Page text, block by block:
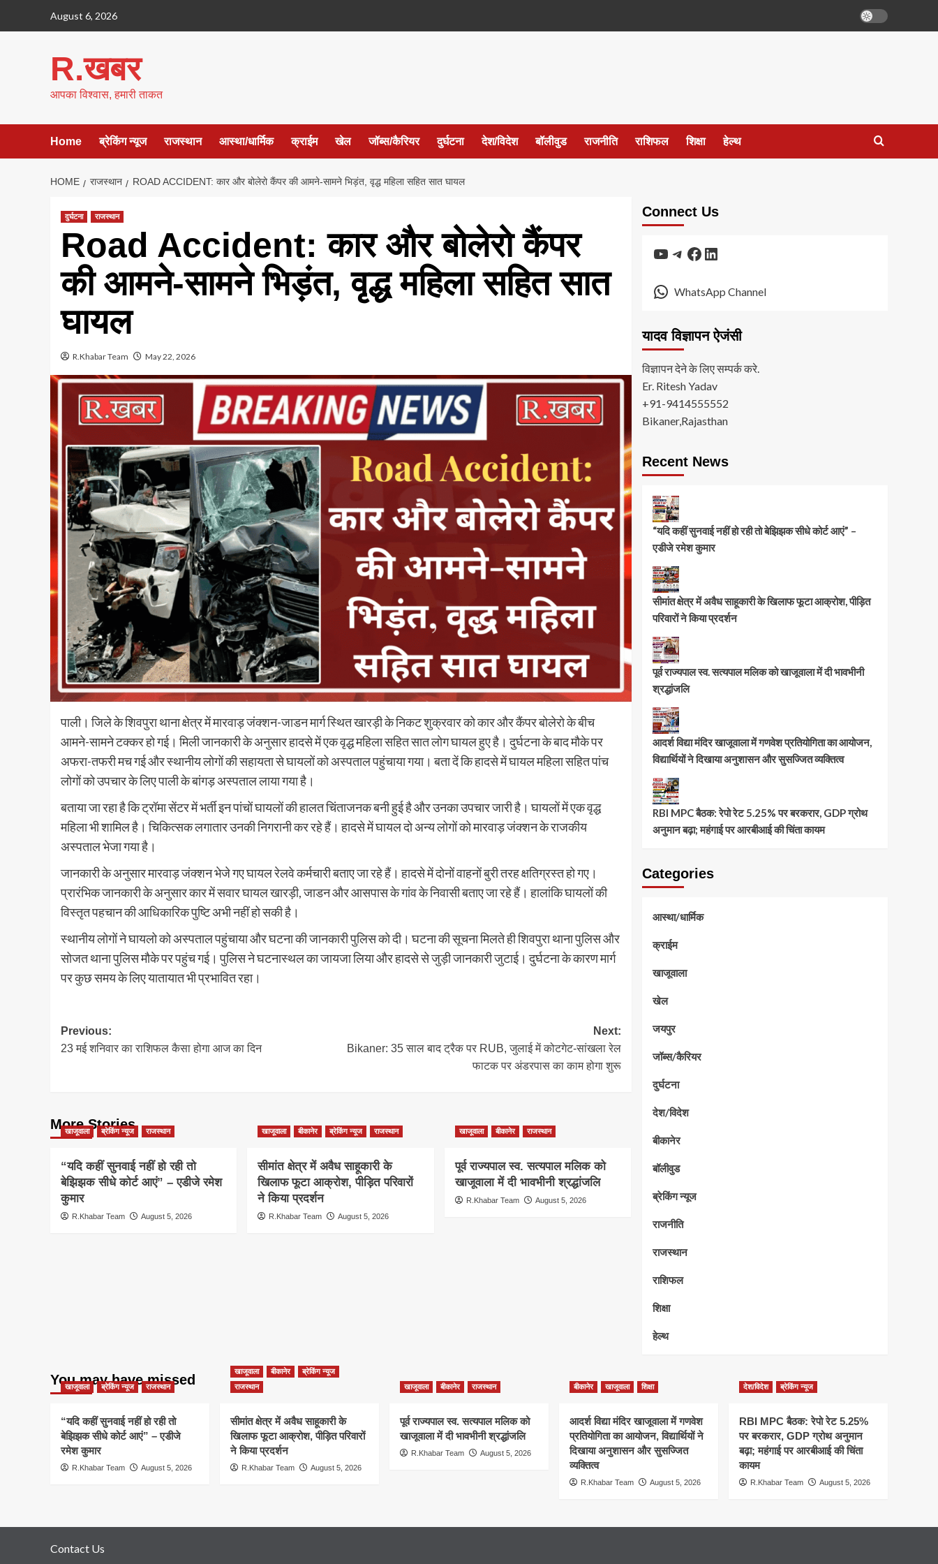
August 6, 2026
R.खबर
आपका विश्वास, हमारी ताकत
Home ब्रेकिंग न्यूज राजस्थान आस्था/धार्मिक क्राईम खेल जॉब्स/कैरियर दुर्घटना देश/विदेश बॉलीवुड राजनीति राशिफल शिक्षा हेल्थ
HOME राजस्थान ROAD ACCIDENT: कार और बोलेरो कैंपर की आमने-सामने भिड़ंत, वृद्ध महिला सहित सात घायल
दुर्घटना राजस्थान
Road Accident: कार और बोलेरो कैंपर
की आमने-सामने भिड़ंत, वृद्ध महिला सहित सात
घायल
R.Khabar Team May 22, 2026
पाली। जिले के शिवपुरा थाना क्षेत्र में मारवाड़ जंक्शन-जाडन मार्ग स्थित खारड़ी के निकट शुक्रवार को कार और कैंपर बोलेरो के बीच
आमने-सामने टक्कर हो गई। मिली जानकारी के अनुसार हादसे में एक वृद्ध महिला सहित सात लोग घायल हुए है। दुर्घटना के बाद मौके पर
अफरा-तफरी मच गई और स्थानीय लोगों की सहायता से घायलों को अस्पताल पहुंचाया गया। बता दें कि हादसे में घायल महिला सहित पांच
लोगों को उपचार के लिए पाली के बांगड़ अस्पताल लाया गया है।
बताया जा रहा है कि ट्रॉमा सेंटर में भर्ती इन पांचों घायलों की हालत चिंताजनक बनी हुई है और उनका उपचार जारी है। घायलों में एक वृद्ध
महिला भी शामिल है। चिकित्सक लगातार उनकी निगरानी कर रहे हैं। हादसे में घायल दो अन्य लोगों को मारवाड़ जंक्शन के राजकीय
अस्पताल भेजा गया है।
जानकारी के अनुसार मारवाड़ जंक्शन भेजे गए घायल रेलवे कर्मचारी बताए जा रहे हैं। हादसे में दोनों वाहनों बुरी तरह क्षतिग्रस्त हो गए।
प्रारंभिक जानकारी के अनुसार कार में सवार घायल खारड़ी, जाडन और आसपास के गांव के निवासी बताए जा रहे हैं। हालांकि घायलों की
विस्तृत पहचान की आधिकारिक पुष्टि अभी नहीं हो सकी है।
स्थानीय लोगों ने घायलो को अस्पताल पहुंचाया और घटना की जानकारी पुलिस को दी। घटना की सूचना मिलते ही शिवपुरा थाना पुलिस और
सोजत थाना पुलिस मौके पर पहुंच गई। पुलिस ने घटनास्थल का जायजा लिया और हादसे से जुड़ी जानकारी जुटाई। दुर्घटना के कारण मार्ग
पर कुछ समय के लिए यातायात भी प्रभावित रहा।
Post
navigation
Previous:
23 मई शनिवार का राशिफल कैसा होगा आज का दिन
Next:
Bikaner: 35 साल बाद ट्रैक पर RUB, जुलाई में कोटगेट-सांखला रेल
फाटक पर अंडरपास का काम होगा शुरू
More Stories
खाजूवाला ब्रेकिंग न्यूज राजस्थान
“यदि कहीं सुनवाई नहीं हो रही तो
बेझिझक सीधे कोर्ट आएं” – एडीजे रमेश
कुमार
R.Khabar Team August 5, 2026
खाजूवाला बीकानेर ब्रेकिंग न्यूज राजस्थान
सीमांत क्षेत्र में अवैध साहूकारी के
खिलाफ फूटा आक्रोश, पीड़ित परिवारों
ने किया प्रदर्शन
R.Khabar Team August 5, 2026
खाजूवाला बीकानेर राजस्थान
पूर्व राज्यपाल स्व. सत्यपाल मलिक को
खाजूवाला में दी भावभीनी श्रद्धांजलि
R.Khabar Team August 5, 2026
Connect Us
YouTube
Telegram
Facebook
LinkedIn
WhatsApp Channel
यादव विज्ञापन ऐजंसी
विज्ञापन देने के लिए सम्पर्क करे.
Er. Ritesh Yadav
+91-9414555552
Bikaner,Rajasthan
Recent News
“यदि कहीं सुनवाई नहीं हो रही तो बेझिझक सीधे कोर्ट आएं” –
एडीजे रमेश कुमार
सीमांत क्षेत्र में अवैध साहूकारी के खिलाफ फूटा आक्रोश, पीड़ित
परिवारों ने किया प्रदर्शन
पूर्व राज्यपाल स्व. सत्यपाल मलिक को खाजूवाला में दी भावभीनी
श्रद्धांजलि
आदर्श विद्या मंदिर खाजूवाला में गणवेश प्रतियोगिता का आयोजन,
विद्यार्थियों ने दिखाया अनुशासन और सुसज्जित व्यक्तित्व
RBI MPC बैठक: रेपो रेट 5.25% पर बरकरार, GDP ग्रोथ
अनुमान बढ़ा; महंगाई पर आरबीआई की चिंता कायम
Categories
आस्था/धार्मिक
क्राईम
खाजूवाला
खेल
जयपुर
जॉब्स/कैरियर
दुर्घटना
देश/विदेश
बीकानेर
बॉलीवुड
ब्रेकिंग न्यूज
राजनीति
राजस्थान
राशिफल
शिक्षा
हेल्थ
You may have missed
खाजूवाला ब्रेकिंग न्यूज राजस्थान
“यदि कहीं सुनवाई नहीं हो रही तो
बेझिझक सीधे कोर्ट आएं” – एडीजे
रमेश कुमार
R.Khabar Team August 5, 2026
खाजूवाला बीकानेर
ब्रेकिंग न्यूज
राजस्थान
सीमांत क्षेत्र में अवैध साहूकारी के
खिलाफ फूटा आक्रोश, पीड़ित परिवारों
ने किया प्रदर्शन
R.Khabar Team August 5, 2026
खाजूवाला बीकानेर राजस्थान
पूर्व राज्यपाल स्व. सत्यपाल मलिक को
खाजूवाला में दी भावभीनी श्रद्धांजलि
R.Khabar Team August 5, 2026
बीकानेर खाजूवाला शिक्षा
आदर्श विद्या मंदिर खाजूवाला में गणवेश
प्रतियोगिता का आयोजन, विद्यार्थियों ने
दिखाया अनुशासन और सुसज्जित
व्यक्तित्व
R.Khabar Team August 5, 2026
देश/विदेश ब्रेकिंग न्यूज
RBI MPC बैठक: रेपो रेट 5.25%
पर बरकरार, GDP ग्रोथ अनुमान
बढ़ा; महंगाई पर आरबीआई की चिंता
कायम
R.Khabar Team August 5, 2026
Contact Us